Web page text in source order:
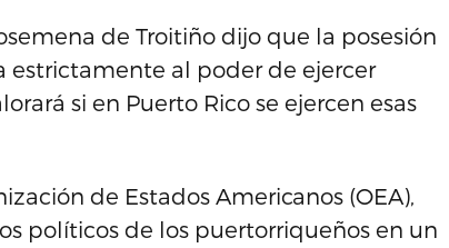
de Troitiño dijo que la posesión
estrictamente al poder de ejercer
si en Puerto Rico se ejercen esas
de Estados Americanos (OEA),
políticos de los puertorriqueños en un